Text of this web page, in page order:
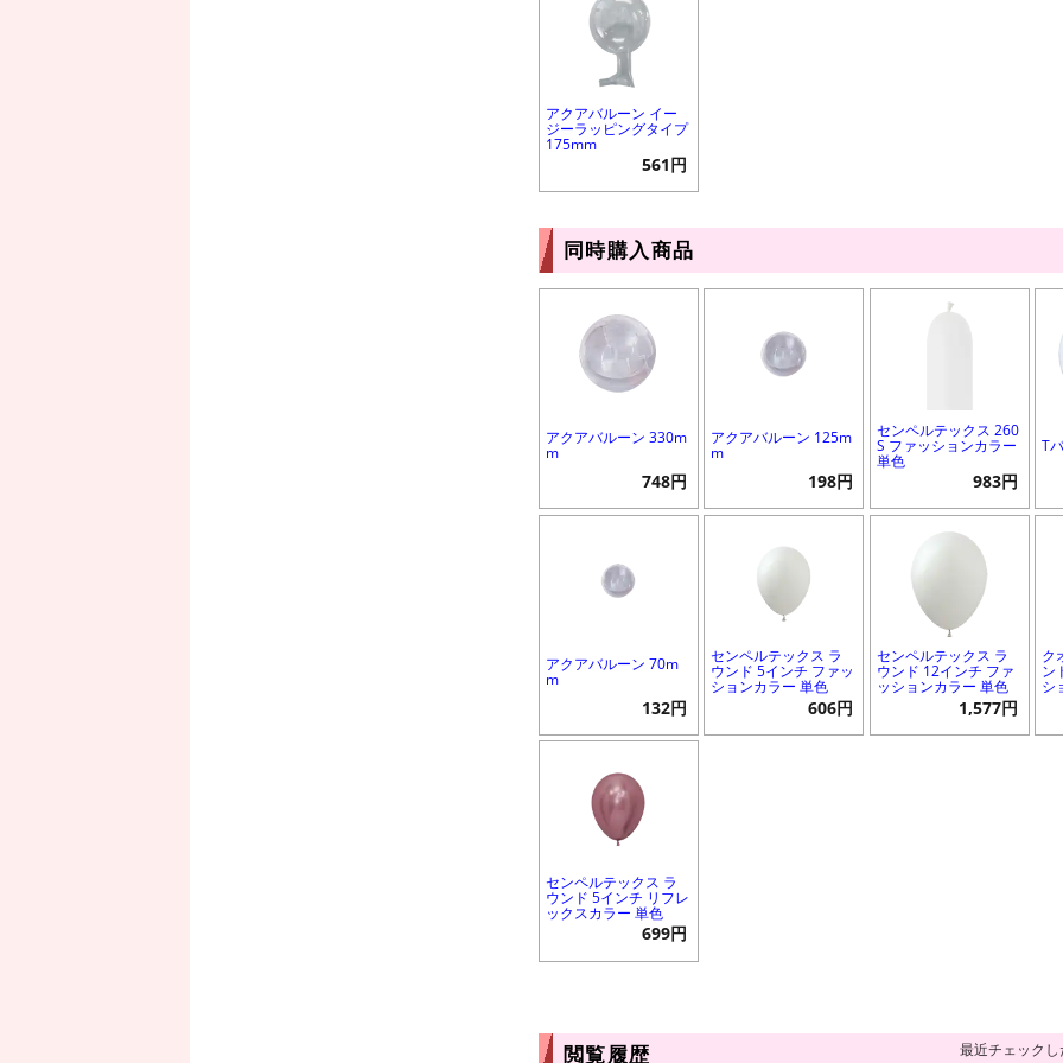
アクアバルーン イー
ジーラッピングタイプ
175mm
561円
同時購入商品
アクアバルーン 330m
m
748円
アクアバルーン 125m
m
198円
センペルテックス 260
S ファッションカラー
単色
983円
T
アクアバルーン 70m
m
132円
センペルテックス ラ
ウンド 5インチ ファッ
ションカラー 単色
606円
センペルテックス ラ
ウンド 12インチ ファ
ッションカラー 単色
1,577円
ク
ン
シ
センペルテックス ラ
ウンド 5インチ リフレ
ックスカラー 単色
699円
閲覧履歴 最近チェック